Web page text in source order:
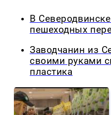
В
пешеходных
Заводчанин из
своими руками
пластика